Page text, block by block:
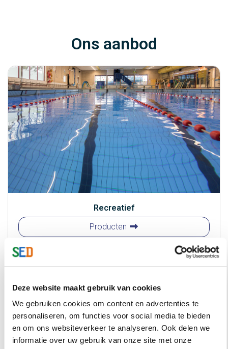
Deze website maakt gebruik van cookies
We gebruiken cookies om content en advertenties te
personaliseren, om functies voor social media te bieden
en om ons websiteverkeer te analyseren. Ook delen we
informatie over uw gebruik van onze site met onze
Ons aanbod
Recreatief
Producten Recreatief